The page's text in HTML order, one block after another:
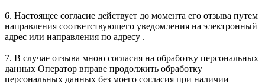
6. Настоящее согласие действует до момента его отзыва путем
направления соответствующего уведомления на электронный
адрес или направления по адресу .
7. В случае отзыва мною согласия на обработку персональных
данных Оператор вправе продолжить обработку
персональных данных без моего согласия при наличии